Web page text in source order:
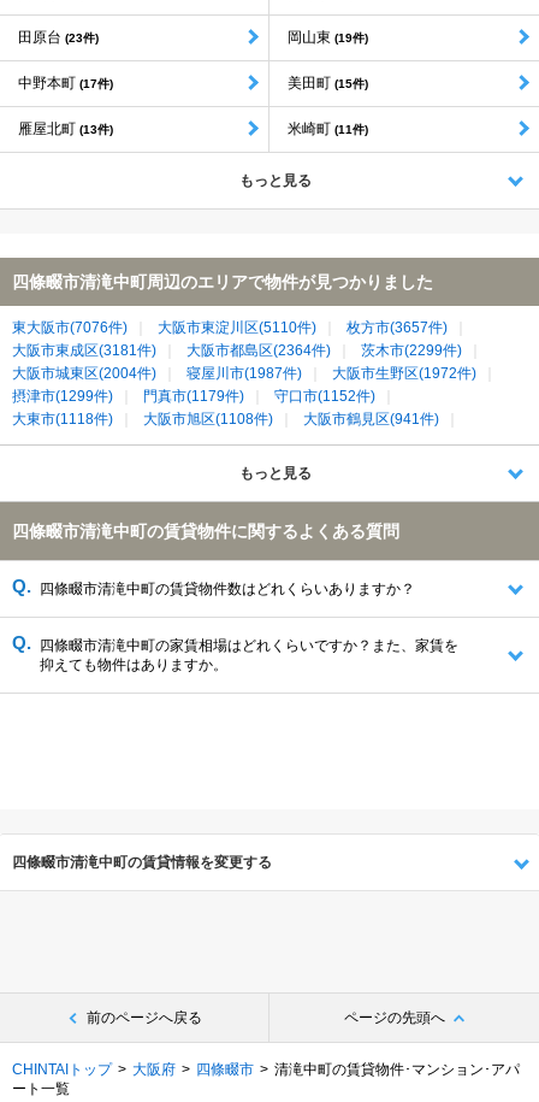
田原台 (23件) 岡山東 (19件)
中野本町 (17件) 美田町 (15件)
雁屋北町 (13件) 米崎町 (11件)
もっと見る
四條畷市清滝中町周辺のエリアで物件が見つかりました
東大阪市(7076件) 大阪市東淀川区(5110件)
枚方市(3657件)
大阪市東成区(3181件)
大阪市都島区(2364件)
茨木市(2299件)
大阪市城東区(2004件)
寝屋川市(1987件)
大阪市生野区(1972件)
摂津市(1299件)
門真市(1179件)
守口市(1152件)
大東市(1118件)
大阪市旭区(1108件)
大阪市鶴見区(941件)
交野市(810件)
生駒市(367件) 四條畷市(361件)
もっと見る
四條畷市清滝中町の賃貸物件に関するよくある質問
四條畷市清滝中町の賃貸物件数はどれくらいありますか？
四條畷市清滝中町の家賃相場はどれくらいですか？また、家賃を
抑えても物件はありますか。
四條畷市清滝中町の賃貸情報を変更する
前のページへ戻る ページの先頭へ
CHINTAIトップ 大阪府 四條畷市
清滝中町の賃貸物件･マンション･アパ
ート一覧